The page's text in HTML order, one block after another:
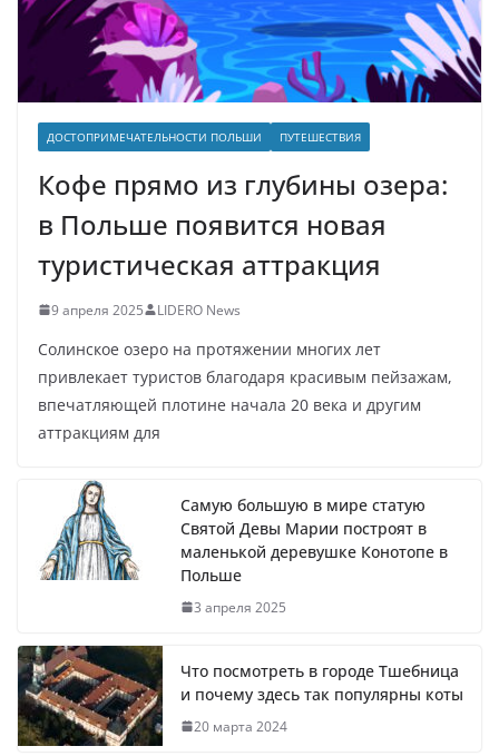
ДОСТОПРИМЕЧАТЕЛЬНОСТИ ПОЛЬШИ ПУТЕШЕСТВИЯ
Кофе прямо из глубины озера:
в Польше появится новая
туристическая аттракция
9 апреля 2025 LIDERO News
Солинское озеро на протяжении многих лет
привлекает туристов благодаря красивым пейзажам,
впечатляющей плотине начала 20 века и другим
аттракциям для
Самую большую в мире статую
Святой Девы Марии построят в
маленькой деревушке Конотопе в
Польше
3 апреля 2025
Что посмотреть в городе Тшебница
и почему здесь так популярны коты
20 марта 2024